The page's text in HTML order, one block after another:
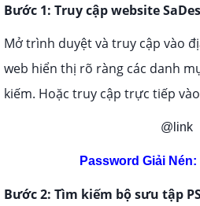
Bước 1: Truy cập website
Mở trình duyệt và truy cập vào
web hiển thị rõ ràng các danh
kiếm. Hoặc truy cập trực tiếp
@link
Password Giải Nén:
Bước 2: Tìm kiếm bộ sưu tập